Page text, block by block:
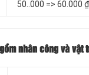
50..000 => 60.000
nhân công và vật